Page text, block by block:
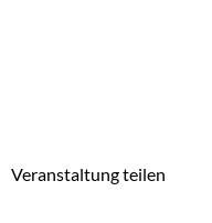
Veranstaltung teilen